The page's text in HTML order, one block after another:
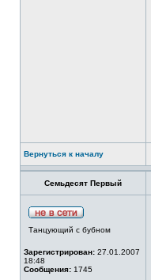
Вернуться к началу
Семьдесят Первый
Танцующий с бубном
Зарегистрирован: 27.01.2007
18:48
Сообщения: 1745